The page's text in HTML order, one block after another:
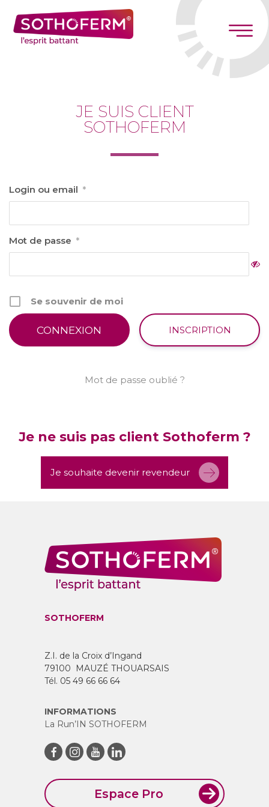
JE SUIS CLIENT
SOTHOFERM
Login ou email *
Mot de passe *
Se souvenir de moi
INSCRIPTION
Mot de passe oublié ?
Je ne suis pas client Sothoferm ?
Je souhaite devenir revendeur
SOTHOFERM
Z.I. de la Croix d’Ingand
79100 MAUZÉ THOUARSAIS
Tél. 05 49 66 66 64
INFORMATIONS
La Run’IN SOTHOFERM
Espace Pro